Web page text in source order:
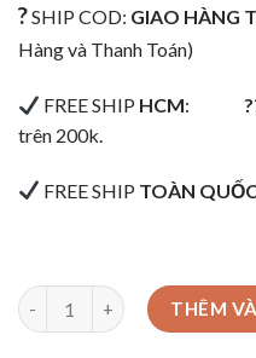
?SHIP COD: GIAO HÀNG
Hàng và Thanh Toán)
FREE SHIP HCM:
trên 200k.
FREE SHIP TOÀN
THÊM